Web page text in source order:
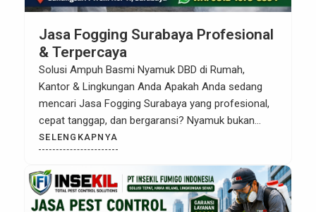
Jasa Fogging Surabaya Profesional
& Terpercaya
Solusi Ampuh Basmi Nyamuk DBD di Rumah,
Kantor & Lingkungan Anda Apakah Anda sedang
mencari Jasa Fogging Surabaya yang profesional,
cepat tanggap, dan bergaransi? Nyamuk bukan
hanya mengganggu kenyamanan, tetapi juga
berbahaya karena dapat menularkan penyakit
seperti DBD (Demam Berdarah Dengue),
chikungunya, dan malaria. Oleh karena itu, tindakan
fogging atau pengasapan menjadi solusi efektif
SELENGKAPNYA